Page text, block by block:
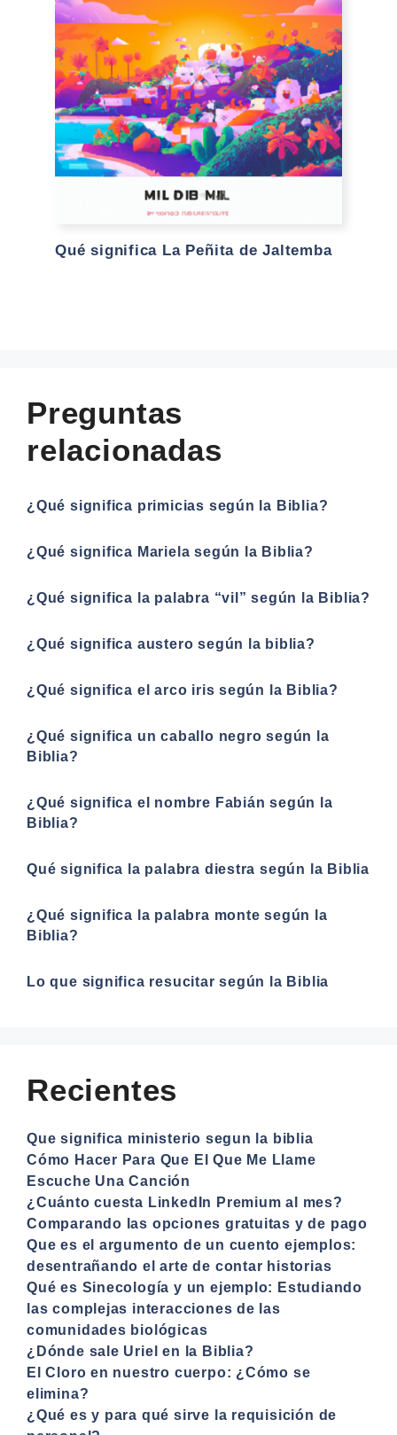
Qué significa La Peñita de Jaltemba
Preguntas
relacionadas
¿Qué significa primicias según la Biblia?
¿Qué significa Mariela según la Biblia?
¿Qué significa la palabra “vil” según la Biblia?
¿Qué significa austero según la biblia?
¿Qué significa el arco iris según la Biblia?
¿Qué significa un caballo negro según la
Biblia?
¿Qué significa el nombre Fabián según la
Biblia?
Qué significa la palabra diestra según la Biblia
¿Qué significa la palabra monte según la
Biblia?
Lo que significa resucitar según la Biblia
Recientes
Que significa ministerio segun la biblia
Cómo Hacer Para Que El Que Me Llame
Escuche Una Canción
¿Cuánto cuesta LinkedIn Premium al mes?
Comparando las opciones gratuitas y de pago
Que es el argumento de un cuento ejemplos:
desentrañando el arte de contar historias
Qué es Sinecología y un ejemplo: Estudiando
las complejas interacciones de las
comunidades biológicas
¿Dónde sale Uriel en la Biblia?
El Cloro en nuestro cuerpo: ¿Cómo se
elimina?
¿Qué es y para qué sirve la requisición de